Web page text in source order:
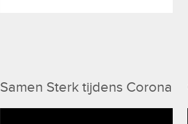
Samen Sterk tijdens Corona